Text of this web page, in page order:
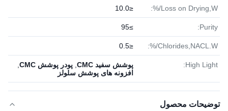
Loss on Drying,W/%:
≤10.0
Purity:
≥95
Chlorides,NACL.W/%:
≤0.5
High Light: پوشش سفید CMC پودر پوشش CMC
افزونه های پوشش سلولز
توضیحات محصول